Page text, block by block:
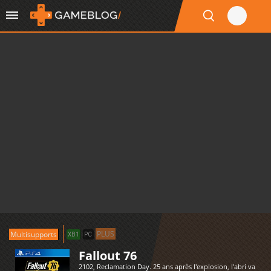
Multisupports XB1 PC PLUS
Fallout 76
2102, Reclamation Day. 25 ans après l'explosion, l'abri va